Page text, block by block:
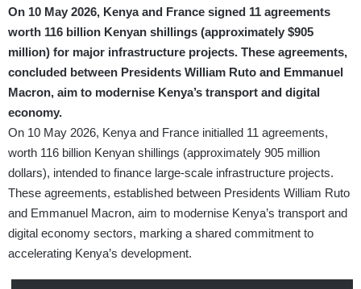
On 10 May 2026, Kenya and France signed 11 agreements
worth 116 billion Kenyan shillings (approximately $905
million) for major infrastructure projects. These agreements,
concluded between Presidents William Ruto and Emmanuel
Macron, aim to modernise Kenya’s transport and digital
economy.
On 10 May 2026, Kenya and France initialled 11 agreements,
worth 116 billion Kenyan shillings (approximately 905 million
dollars), intended to finance large-scale infrastructure projects.
These agreements, established between Presidents William Ruto
and Emmanuel Macron, aim to modernise Kenya’s transport and
digital economy sectors, marking a shared commitment to
accelerating Kenya’s development.